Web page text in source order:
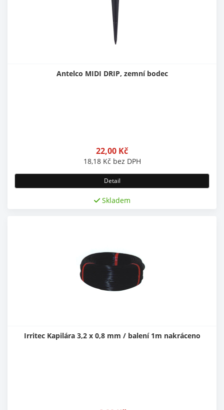
Antelco MIDI DRIP, zemní bodec
22,00 Kč
18,18 Kč bez DPH
Detail
Skladem
Irritec Kapilára 3,2 x 0,8 mm / balení 1m nakráceno